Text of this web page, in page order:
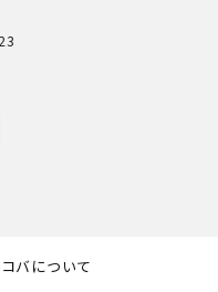
バについて